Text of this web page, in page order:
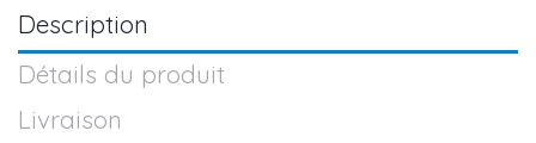
Description
Détails du produit
Livraison